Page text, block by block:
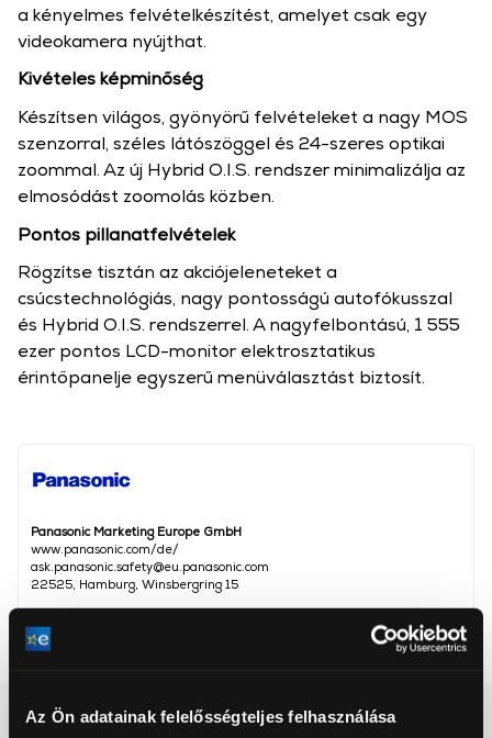
Az Ön adatainak felelősségteljes felhasználása
Panasonic Marketing Europe GmbH
www.panasonic.com/de/
ask.panasonic.safety@eu.panasonic.com
22525, Hamburg, Winsbergring 15
Súly
a kényelmes felvételkészítést, amelyet csak egy
videokamera nyújthat.
Kivételes képminőség
Készítsen világos, gyönyörű felvételeket a nagy MOS
szenzorral, széles látószöggel és 24-szeres optikai
zoommal. Az új Hybrid O.I.S. rendszer minimalizálja az
elmosódást zoomolás közben.
Pontos pillanatfelvételek
Rögzítse tisztán az akciójeleneteket a
csúcstechnológiás, nagy pontosságú autofókusszal
és Hybrid O.I.S. rendszerrel. A nagyfelbontású, 1 555
ezer pontos LCD-monitor elektrosztatikus
érintőpanelje egyszerű menüválasztást biztosít.
Részletes ismertető